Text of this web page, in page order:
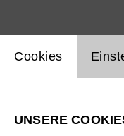
Einstellung
Cookies
UNSERE